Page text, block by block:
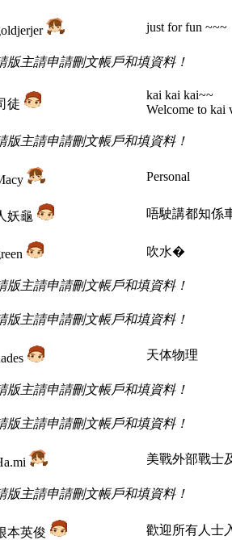
just for fun ~~~
版主請申請刪文帳戶和填資料！
徒
kai kai kai~~
Welcome to kai
版主請申請刪文帳戶和填資料！
Personal
妖龜 唔駛講都知係
吹水�
版主請申請刪文帳戶和填資料！
版主請申請刪文帳戶和填資料！
天体物理
版主請申請刪文帳戶和填資料！
版主請申請刪文帳戶和填資料！
美戰外部戰士
版主請申請刪文帳戶和填資料！
本英俊 歡迎所有人士